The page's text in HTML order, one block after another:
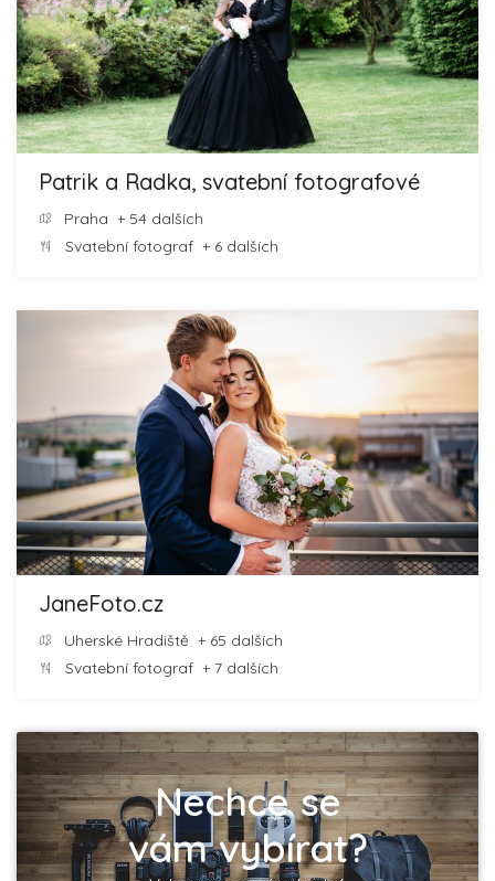
Patrik a Radka, svatební fotografové
Praha + 54 dalších
Svatební fotograf + 6 dalších
JaneFoto.cz
Uherské Hradiště + 65 dalších
Svatební fotograf + 7 dalších
Nechce se
vám vybírat?